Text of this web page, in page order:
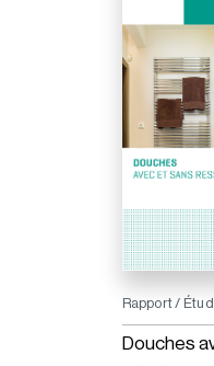
Rapport /
Douches